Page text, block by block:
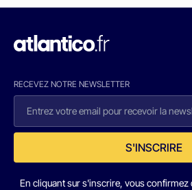
RECEVEZ NOTRE NEWSLETTER
S'INSCRIRE
En cliquant sur s'inscrire, vous confirmez